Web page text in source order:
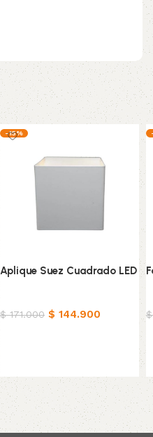
-15%
Aplique Suez Cuadrado LED
$171.000 $ 144.900 $